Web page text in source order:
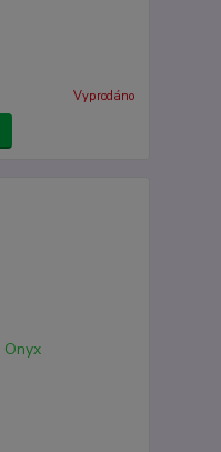
Vyprodáno